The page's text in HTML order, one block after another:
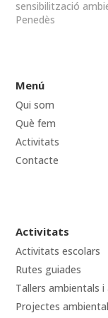
sensibilització
Penedès
Menú
Qui som
Què fem
Activitats
Contacte
Activitats
Activitats escolars
Rutes guiades
Tallers ambientals
Projectes